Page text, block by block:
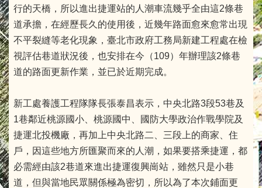
行的天橋，所以進出捷運站的人潮車流幾乎全由這2條巷
道承擔，在經歷長久的使用後，近幾年路面愈來愈常出現
不平裂縫等老化現象，臺北市政府工務局新建工程處在檢
視評估巷道狀況後，也安排在今（109）年辦理該2條巷
道的路面更新作業，並已於近期完成。
新工處養護工程隊隊長張泰昌表示，中央北路3段53巷及
1巷鄰近桃源國小、桃源國中、國防大學政治作戰學院及
捷運北投機廠，再加上中央北路二、三段上的商家、住
戶，因這些地方所匯聚而來的人潮，如果要搭乘捷運，都
必需經由該2巷道來進出捷運復興崗站，雖然只是小巷
道，但與當地民眾關係極為密切，所以為了本次鋪面更